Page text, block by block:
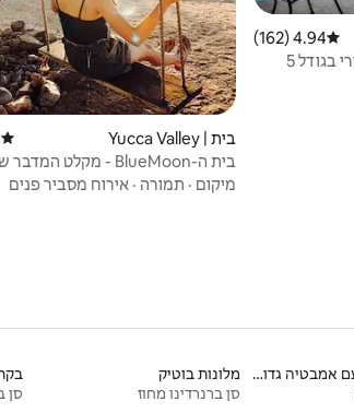
דירוג ממוצע של 4.94 מתוך 5, 162 ביקורות
4.94 (162)
Scorpio Rising - בית מיד-סנט'ורי בגודל 5
בית | Yucca Valley
בית ה-BlueMoon - מקלט המדבר שלכם
מיקום · תמורה · אירוח מסביר פנים
נכסים להשכרה עם אמבטיה גדולה
מלונות בוטיק
סן ברנרדינו מחוז
סן